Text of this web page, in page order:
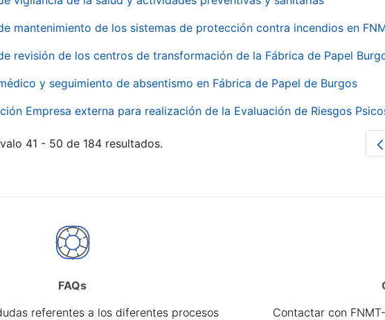
mantenimiento de los sistemas de protección contra incendios en
revisión de los centros de transformación de la Fábrica de Papel
y seguimiento de absentismo en Fábrica de Papel de Burgos
Empresa externa para realización de la Evaluación de Riesgos
41 - 50 de 184 resultados.
FAQs
referentes a los diferentes procesos
Contactar con